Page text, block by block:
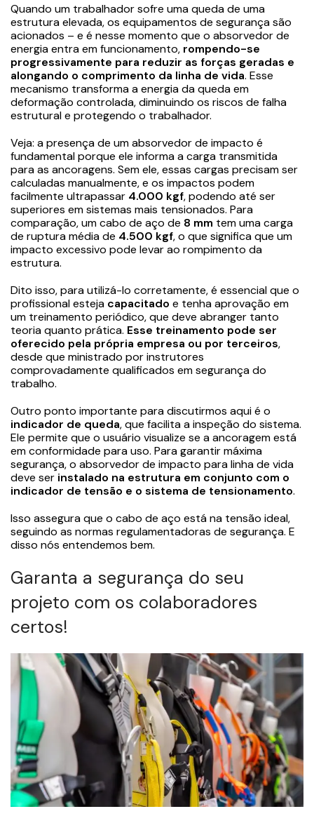
Quando um trabalhador sofre uma queda de uma
estrutura elevada, os equipamentos de segurança são
acionados – e é nesse momento que o absorvedor de
energia entra em funcionamento, rompendo-se
progressivamente para reduzir as forças geradas e
alongando o comprimento da linha de vida. Esse
mecanismo transforma a energia da queda em
deformação controlada, diminuindo os riscos de falha
estrutural e protegendo o trabalhador.
Veja: a presença de um absorvedor de impacto é
fundamental porque ele informa a carga transmitida
para as ancoragens. Sem ele, essas cargas precisam ser
calculadas manualmente, e os impactos podem
facilmente ultrapassar 4.000 kgf, podendo até ser
superiores em sistemas mais tensionados. Para
comparação, um cabo de aço de 8 mm tem uma carga
de ruptura média de 4.500 kgf, o que significa que um
impacto excessivo pode levar ao rompimento da
estrutura.
Dito isso, para utilizá-lo corretamente, é essencial que o
profissional esteja capacitado e tenha aprovação em
um treinamento periódico, que deve abranger tanto
teoria quanto prática. Esse treinamento pode ser
oferecido pela própria empresa ou por terceiros,
desde que ministrado por instrutores
comprovadamente qualificados em segurança do
trabalho.
Outro ponto importante para discutirmos aqui é o
indicador de queda, que facilita a inspeção do sistema.
Ele permite que o usuário visualize se a ancoragem está
em conformidade para uso. Para garantir máxima
segurança, o absorvedor de impacto para linha de vida
deve ser instalado na estrutura em conjunto com o
indicador de tensão e o sistema de tensionamento.
Isso assegura que o cabo de aço está na tensão ideal,
seguindo as normas regulamentadoras de segurança. E
disso nós entendemos bem.
Garanta a segurança do seu
projeto com os colaboradores
certos!